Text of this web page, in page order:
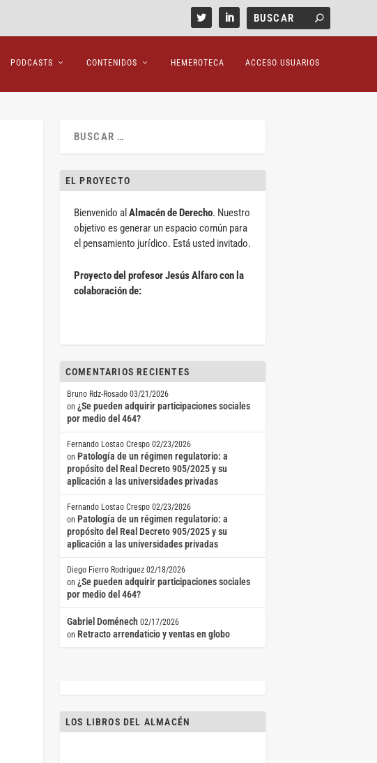
PODCASTS CONTENIDOS HEMEROTECA ACCESO USUARIOS
EL PROYECTO
Bienvenido al Almacén de Derecho. Nuestro
objetivo es generar un espacio común para
el pensamiento jurídico. Está usted invitado.
Proyecto del profesor Jesús Alfaro con la
colaboración de:
COMENTARIOS RECIENTES
Bruno Rdz-Rosado 03/21/2026
on ¿Se pueden adquirir participaciones sociales
por medio del 464?
Fernando Lostao Crespo 02/23/2026
on Patología de un régimen regulatorio: a
propósito del Real Decreto 905/2025 y su
aplicación a las universidades privadas
Fernando Lostao Crespo 02/23/2026
on Patología de un régimen regulatorio: a
propósito del Real Decreto 905/2025 y su
aplicación a las universidades privadas
Diego Fierro Rodríguez 02/18/2026
on ¿Se pueden adquirir participaciones sociales
por medio del 464?
Gabriel Doménech 02/17/2026
on Retracto arrendaticio y ventas en globo
LOS LIBROS DEL ALMACÉN